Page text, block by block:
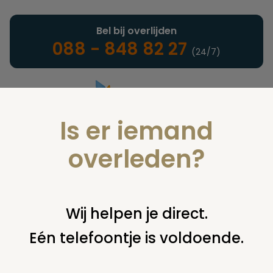
Landelijke uitvaartonderneming
Bel bij overlijden
088 - 848 82 27 (24/7)
U bent hier: home juridisch overige erfenis / erfrecht
naaste familie inlichten in geval van testament
Is er iemand
overleden?
Wij helpen je direct.
Eén telefoontje is voldoende.